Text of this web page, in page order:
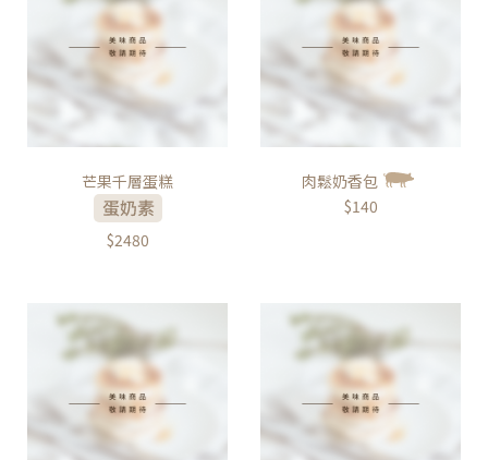
芒果千層蛋糕
$2480
肉鬆奶香包
$140